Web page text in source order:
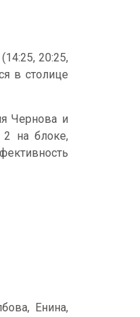
20:25,
в столице
Чернова и
на блоке,
Енина,